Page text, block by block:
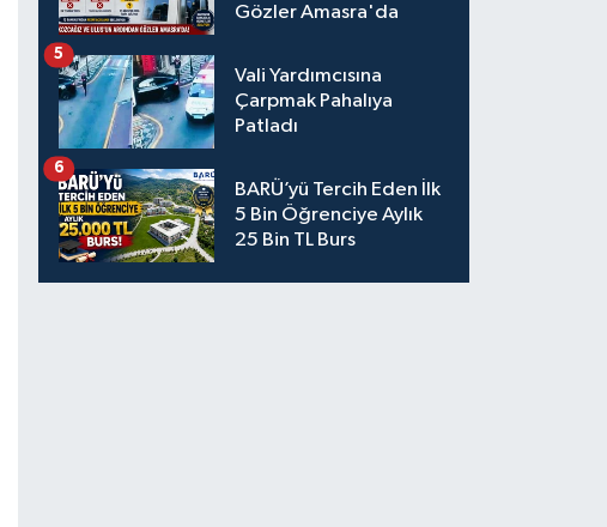
Gözler Amasra'da
Vali Yardımcısına
Çarpmak Pahalıya
Patladı
5
BARÜ’yü Tercih Eden İlk
5 Bin Öğrenciye Aylık
25 Bin TL Burs
6